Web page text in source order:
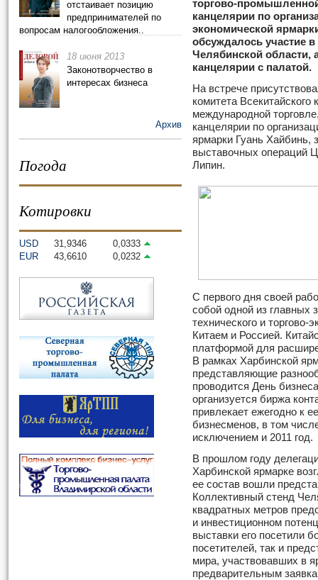
отстаивает позицию
предпринимателей по
вопросам налогообложения..
18 июня 2013
Законотворчество в
интересах бизнеса
Архив
Погода
Котировки
USD 31,9346
0,0333
EUR
43,6610 0,0232
торгово-
канцелярии по
экономической
обсуждалось участие
Челябинской области,
канцелярии с палатой.
На встрече
комитета
международной
канцелярии по
ярмарки Гуань Хайбинь,
выставочных операций
Липин.
С первого дня своей
собой одной из главных
технического и торгово-
Китаем и Россией.
платформой для
В рамках Харбинской
представляющие
проводится День
организуется биржа
привлекает ежегодно к
бизнесменов, в том
исключением и 2011 год.
В прошлом году
Харбинской ярмарке
ее состав вошли
Коллективный стенд
квадратных метров
и инвестиционном
выставки его посетили
посетителей, так и
мира, участвовавших в
предварительным